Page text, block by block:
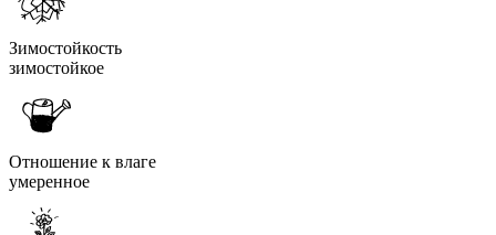
Зимостойкость
зимостойкое
Отношение к влаге
умеренное